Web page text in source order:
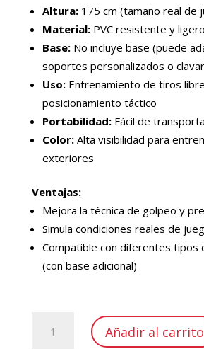
Altura:175 cm (tamaño real de
Material:PVC resistente y ligero
Base:No incluye base (puede
soportes personalizados o
Uso:Entrenamiento de tiros
posicionamiento táctico
Portabilidad:Fácil de
Color:Alta visibilidad para
exteriores
Ventajas:
Mejora la técnica de golpeo y
Simula condiciones reales de
Compatible con diferentes tipos
(con base adicional)
TIRO
Añadir al carrito